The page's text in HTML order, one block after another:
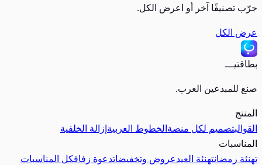
جرّب تصنيفًا آخر أو اعرض الكل.
عرض الكل
بطاقتيـــ
صنع للمبدعين العرب.
المنتج
القوالبتصميم لكل منصة الخطوط العربية إزالة الخلفية
المناسبات
تهنئة رمضانتهنئة العيدعروض وتخفيضاتدعوة زفافكل المناسبات